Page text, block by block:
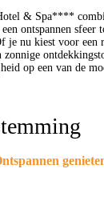
& Spa****
ontspannen sfeer
je nu kiest voor een
zonnige
op een van de